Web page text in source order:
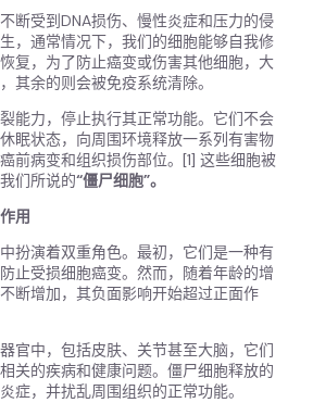
断受到DNA损伤、慢性炎症和压力的侵
，通常情况下，我们的细胞能够自我修
复，为了防止癌变或伤害其他细胞，大
其余的则会被免疫系统清除。
能力，停止执行其正常功能。它们不会
眠状态，向周围环境释放一系列有害物
前病变和组织损伤部位。[1] 这些细胞被
们所说的“僵尸细胞”。
用
扮演着双重角色。最初，它们是一种有
止受损细胞癌变。然而，随着年龄的增
断增加，其负面影响开始超过正面作
官中，包括皮肤、关节甚至大脑，它们
关的疾病和健康问题。僵尸细胞释放的
症，并扰乱周围组织的正常功能。